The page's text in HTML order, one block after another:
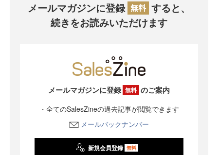
メールマガジンに登録 無料 すると、
続きをお読みいただけます
メールマガジンに登録 無料 のご案内
・全てのSalesZineの過去記事が閲覧できます
メールバックナンバー
新規会員登録 無料